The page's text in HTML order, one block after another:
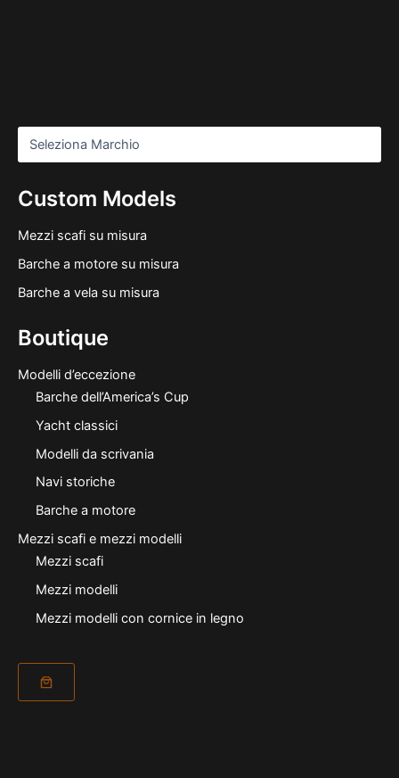
Custom Models
Mezzi scafi su misura
Barche a motore su misura
Barche a vela su misura
Boutique
Modelli d’eccezione
Barche dell’America’s Cup
Yacht classici
Modelli da scrivania
Navi storiche
Barche a motore
Mezzi scafi e mezzi modelli
Mezzi scafi
Mezzi modelli
Mezzi modelli con cornice in legno